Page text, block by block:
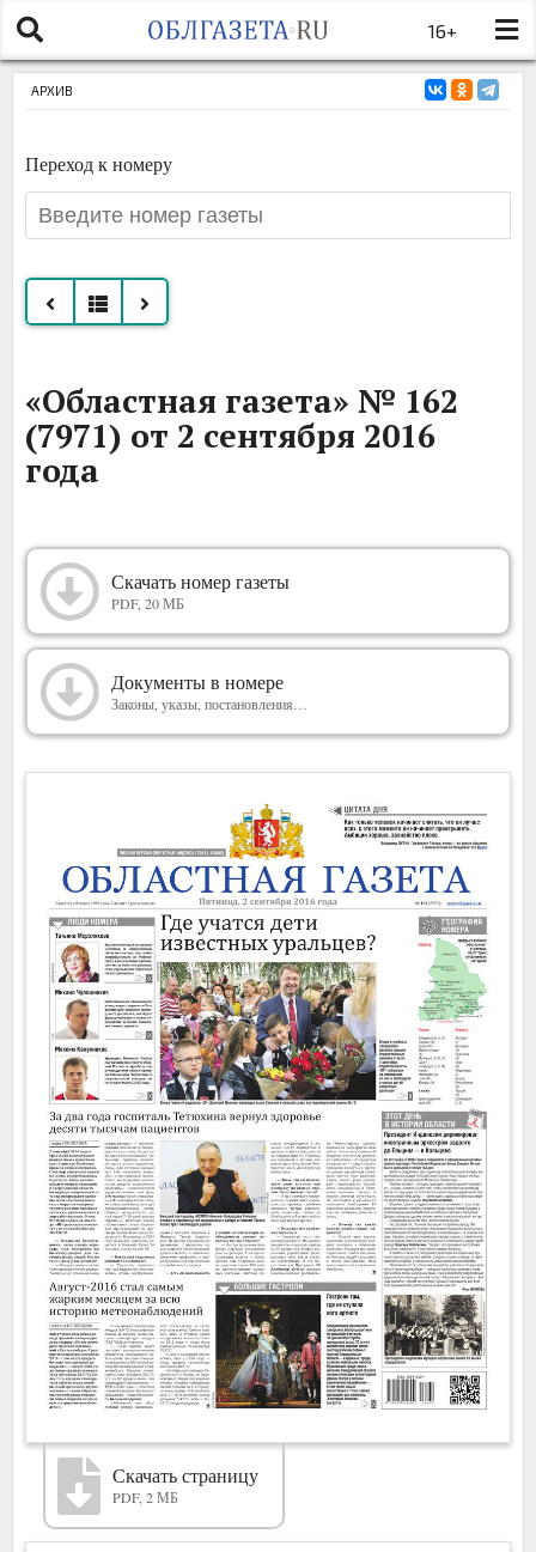
16+
АРХИВ
Переход к номеру
номера
за
2016
«Областная газета» № 162
(7971) от 2 сентября 2016
года
Скачать номер газеты
PDF, 20 МБ
Документы в номере
Законы, указы, постановления…
Скачать страницу
PDF, 2 МБ